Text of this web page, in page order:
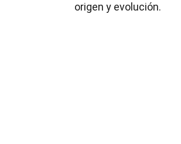
origen y evolución.